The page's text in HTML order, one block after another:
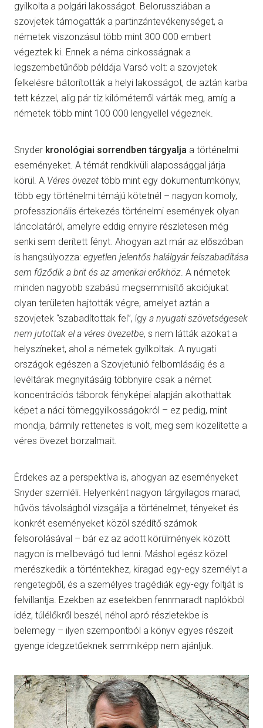
gyilkolta a polgári lakosságot. Belorussziában a
szovjetek támogatták a partinzántevékenységet, a
németek viszonzásul több mint 300 000 embert
végeztek ki. Ennek a néma cinkosságnak a
legszembetűnőbb példája Varsó volt: a szovjetek
felkelésre bátorították a helyi lakosságot, de aztán karba
tett kézzel, alig pár tíz kilóméterről várták meg, amíg a
németek több mint 100 000 lengyellel végeznek.
Snyder kronológiai sorrendben tárgyalja a történelmi
eseményeket. A témát rendkivüli alapossággal járja
körül. A Véres övezet több mint egy dokumentumkönyv,
több egy történelmi témájú kötetnél – nagyon komoly,
professzionális értekezés történelmi események olyan
láncolatáról, amelyre eddig ennyire részletesen még
senki sem derített fényt. Ahogyan azt már az előszóban
is hangsúlyozza: egyetlen jelentős halálgyár felszabadítása
sem fűződik a brit és az amerikai erőkhöz. A németek
minden nagyobb szabású megsemmisítő akciójukat
olyan területen hajtották végre, amelyet aztán a
szovjetek “szabadítottak fel”, így a nyugati szövetségesek
nem jutottak el a véres övezetbe, s nem látták azokat a
helyszíneket, ahol a németek gyilkoltak. A nyugati
országok egészen a Szovjetunió felbomlásáig és a
levéltárak megnyitásáig többnyire csak a német
koncentrációs táborok fényképei alapján alkothattak
képet a náci tömeggyilkosságokról – ez pedig, mint
mondja, bármily rettenetes is volt, meg sem közelítette a
véres övezet borzalmait.
Érdekes az a perspektíva is, ahogyan az eseményeket
Snyder szemléli. Helyenként nagyon tárgyilagos marad,
hűvös távolságból vizsgálja a történelmet, tényeket és
konkrét eseményeket közöl szédítő számok
felsorolásával – bár ez az adott körülmények között
nagyon is mellbevágó tud lenni. Máshol egész közel
merészkedik a történtekhez, kiragad egy-egy személyt a
rengetegből, és a személyes tragédiák egy-egy foltját is
felvillantja. Ezekben az esetekben fennmaradt naplókból
idéz, túlélőkről beszél, néhol apró részletekbe is
belemegy – ilyen szempontból a könyv egyes részeit
gyenge idegzetűeknek semmiképp nem ajánljuk.